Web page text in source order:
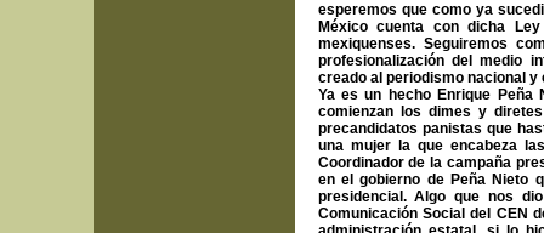
esperemos que como ya
México cuenta con dicha
mexiquenses. Seguiremos
profesionalización del medio
creado al periodismo nacional y
Ya es un hecho Enrique Peña
comienzan los dimes y
precandidatos panistas que
una mujer la que encabeza
Coordinador de la campaña
en el gobierno de Peña Nieto
presidencial. Algo que nos
Comunicación Social del CEN